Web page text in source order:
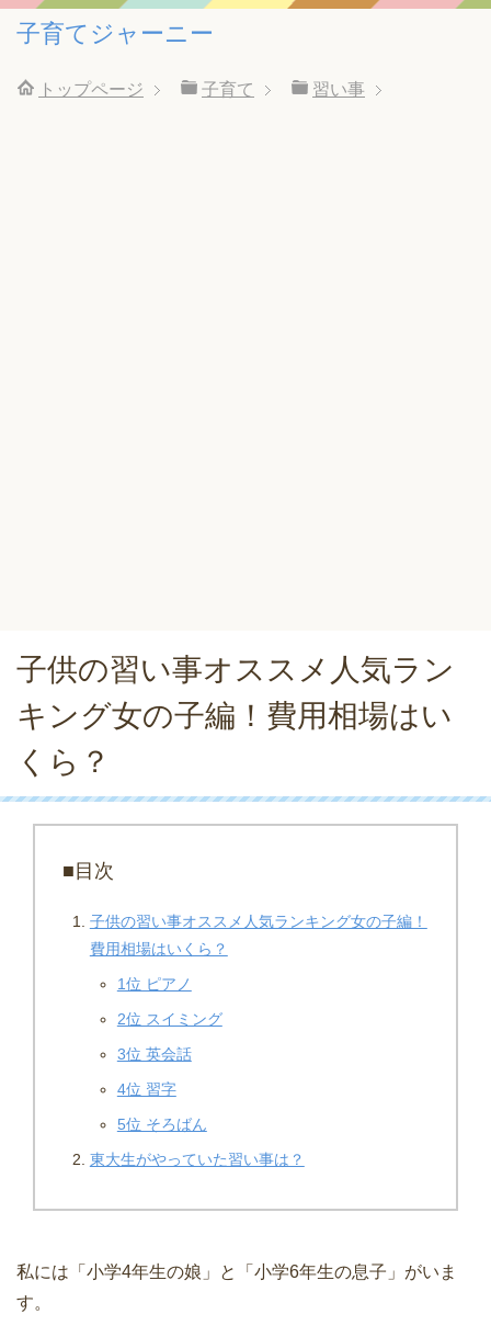
子育てジャーニー
トップページ 子育て 習い事
子供の習い事オススメ人気ラン
キング女の子編！費用相場はい
くら？
■目次
子供の習い事オススメ人気ランキング女の子編！
費用相場はいくら？
1位 ピアノ
2位 スイミング
3位 英会話
4位 習字
5位 そろばん
東大生がやっていた習い事は？
私には「小学4年生の娘」と「小学6年生の息子」がいま
す。